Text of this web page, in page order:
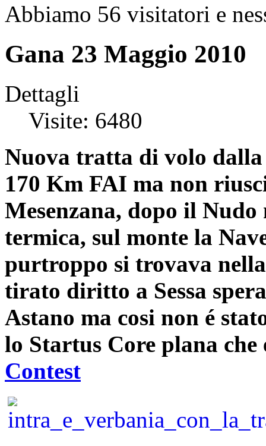
Abbiamo 56 visitatori e
Gana 23 Maggio 2010
Dettagli
Visite: 6480
Nuova tratta di volo
170 Km FAI ma non
Mesenzana, dopo il
termica, sul monte la
purtroppo si trovava
tirato diritto a Sessa
Astano ma cosi non é
lo Startus Core plana
Contest